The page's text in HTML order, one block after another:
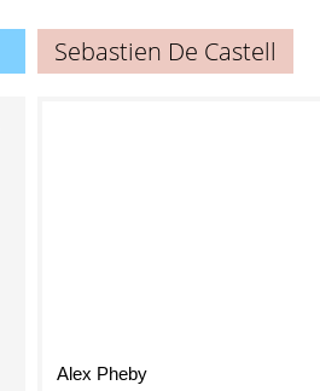
Sebastien De Castell
Alex Pheby